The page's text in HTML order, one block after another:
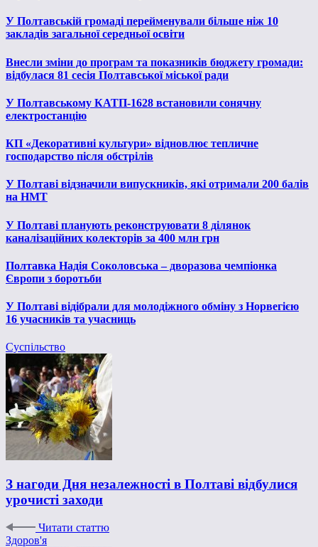
У Полтавській громаді перейменували більше ніж 10
закладів загальної середньої освіти
Внесли зміни до програм та показників бюджету громади:
відбулася 81 сесія Полтавської міської ради
У Полтавському КАТП-1628 встановили сонячну
електростанцію
КП «Декоративні культури» відновлює тепличне
господарство після обстрілів
У Полтаві відзначили випускників, які отримали 200 балів
на НМТ
У Полтаві планують реконструювати 8 ділянок
каналізаційних колекторів за 400 млн грн
Полтавка Надія Соколовська – дворазова чемпіонка
Європи з боротьби
У Полтаві відібрали для молодіжного обміну з Норвегією
16 учасників та учасниць
Суспільство
З нагоди Дня незалежності в Полтаві відбулися
урочисті заходи
Читати статтю
Здоров'я